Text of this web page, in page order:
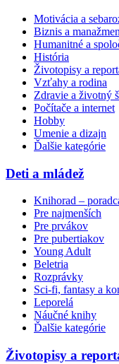
Motivácia a
Biznis a
Humanitné a
História
Životopisy a
Vzťahy a rodina
Zdravie a životný
Počítače a internet
Hobby
Umenie a dizajn
Ďalšie kategórie
Deti a mládež
Knihorad –
Pre najmenších
Pre prvákov
Pre pubertiakov
Young Adult
Beletria
Rozprávky
Sci-fi, fantasy a
Leporelá
Náučné knihy
Ďalšie kategórie
Životopisy a